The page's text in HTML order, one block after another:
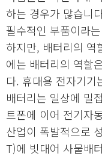
하는 경우가 많습니
필수적인 부품이라
하지만, 배터리의 역
에는 배터리의 역할
다. 휴대용 전자기기
배터리는 일상에 밀
트폰에 이어 전기자
산업이 폭발적으로
T)에 빗대어 사물배